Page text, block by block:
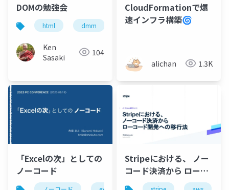
DOMの勉強会
html dmm dom
Ken
Sasaki
104
CloudFormationで爆
速インフラ構築🌀
alichan 1.3K
「Excelの次」としての
ノーコード
Stripeにおける、 ノー
コード決済から ローコ
ード開発への移行法 /